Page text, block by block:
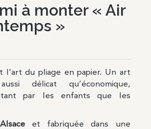
à monter « Air
»
l’art du pliage en papier. Un art
délicat qu’économique,
par les enfants que les
et fabriquée dans une